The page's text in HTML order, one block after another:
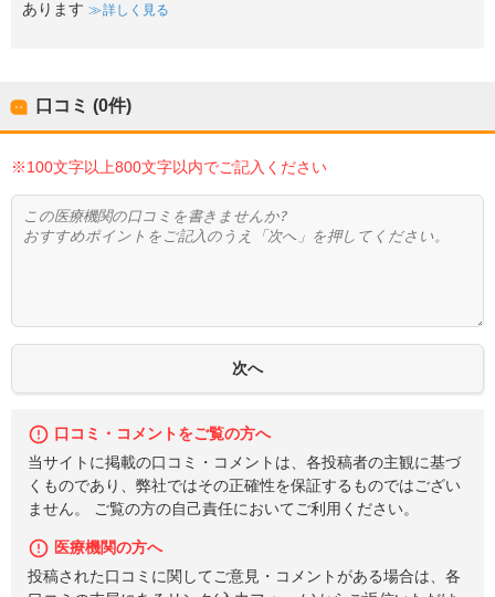
あります
詳しく見る
口コミ (0件)
※100文字以上800文字以内でご記入ください
口コミ・コメントをご覧の方へ
当サイトに掲載の口コミ・コメントは、各投稿者の主観に基づ
くものであり、弊社ではその正確性を保証するものではござい
ません。 ご覧の方の自己責任においてご利用ください。
医療機関の方へ
投稿された口コミに関してご意見・コメントがある場合は、各